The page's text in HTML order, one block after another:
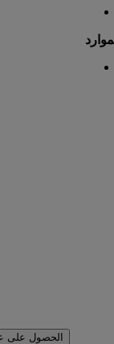
الحصول على